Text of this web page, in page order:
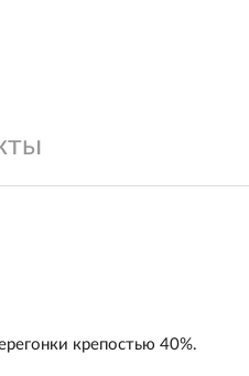
крепостью 40%.